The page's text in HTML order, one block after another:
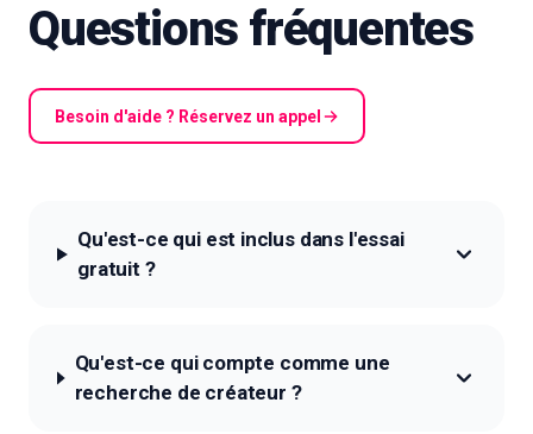
Questions fréquentes
Besoin d'aide ? Réservez un appel
Qu'est-ce qui est inclus dans l'essai
gratuit ?
Qu'est-ce qui compte comme une
recherche de créateur ?